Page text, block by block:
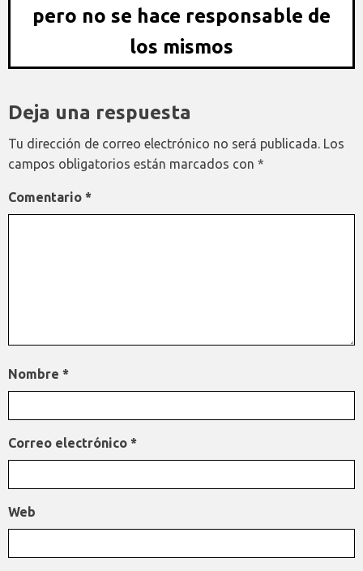
pero no se hace responsable de
los mismos
Deja una respuesta
Tu dirección de correo electrónico no será publicada. Los
campos obligatorios están marcados con *
Comentario *
Nombre *
Correo electrónico *
Web